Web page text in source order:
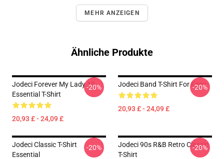
MEHR ANZEIGEN
Ähnliche Produkte
Jodeci Forever My Lady 19
Essential T-Shirt
20,93 £ - 24,09 £
-20% Jodeci Band T-Shirt For Fans
20,93 £ - 24,09 £
-20%
Jodeci Classic T-Shirt
Essential
-20%
Jodeci 90s R&B Retro Classic
T-Shirt
-20%